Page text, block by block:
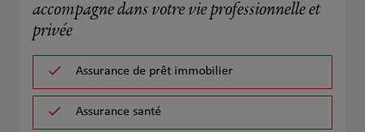
accompagne dans votre vie professionnelle et
privée
Assurance de prêt immobilier
Assurance santé